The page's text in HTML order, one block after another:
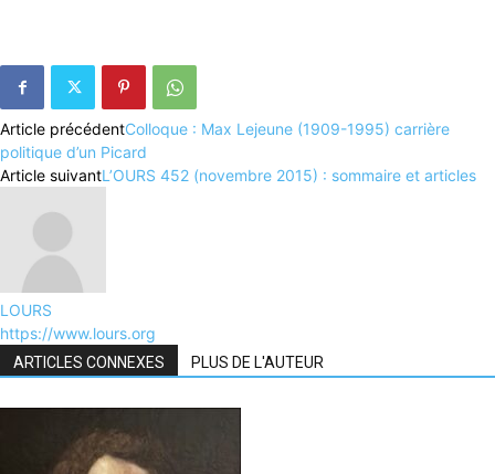
Article précédentColloque : Max Lejeune (1909-1995) carrière
politique d’un Picard
Article suivantL’OURS 452 (novembre 2015) : sommaire et articles
LOURS
https://www.lours.org
ARTICLES CONNEXES PLUS DE L'AUTEUR